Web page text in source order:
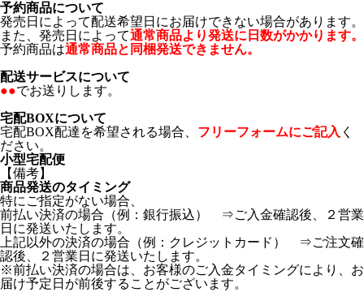
予約商品について
発売日によって配送希望日にお届けできない場合があります。
また、発売日によって通常商品より発送に日数がかかります。
予約商品は通常商品と同梱発送できません。
配送サービスについて
●●でお送りします。
宅配BOXについて
宅配BOX配達を希望される場合、 フリーフォームにご記入 く
ださい。
小型宅配便
【備考】
商品発送のタイミング
特にご指定がない場合、
前払い決済の場合（例：銀行振込） ⇒ご入金確認後、２営業
日に発送いたします。
上記以外の決済の場合（例：クレジットカード） ⇒ご注文確
認後、２営業日に発送いたします。
※前払い決済の場合は、お客様のご入金タイミングにより、お
届け予定日が前後することがございます。